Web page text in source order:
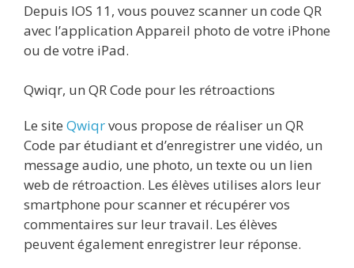
Depuis IOS 11, vous pouvez scanner un code QR
avec l’application Appareil photo de votre iPhone
ou de votre iPad.
Qwiqr, un QR Code pour les rétroactions
Le site Qwiqrvous propose de réaliser un QR
Code par étudiant et d’enregistrer une vidéo, un
message audio, une photo, un texte ou un lien
web de rétroaction. Les élèves utilises alors leur
smartphone pour scanner et récupérer vos
commentaires sur leur travail. Les élèves
peuvent également enregistrer leur réponse.